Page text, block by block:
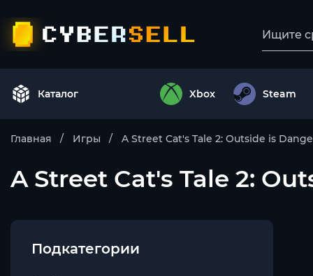
Каталог Xbox Steam
Главная Игры A Street Cat's Tale 2: Outside is
A Street Cat's Tale 2:
Подкатегории